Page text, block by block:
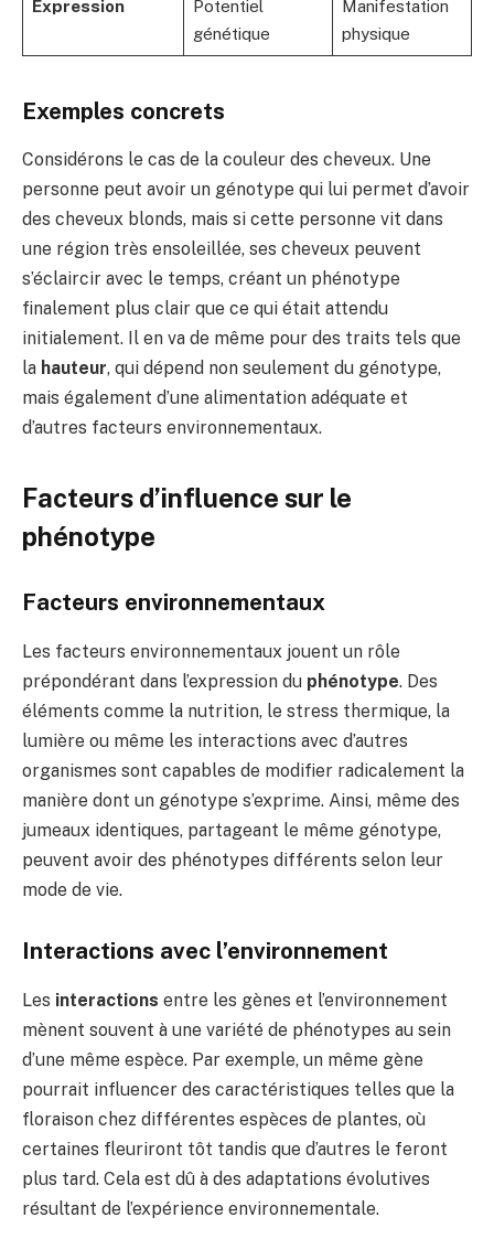
Expression
Potentiel
génétique
Manifestation
physique
Exemples concrets
Considérons le cas de la couleur des cheveux. Une
personne peut avoir un génotype qui lui permet d’avoir
des cheveux blonds, mais si cette personne vit dans
une région très ensoleillée, ses cheveux peuvent
s’éclaircir avec le temps, créant un phénotype
finalement plus clair que ce qui était attendu
initialement. Il en va de même pour des traits tels que
la hauteur, qui dépend non seulement du génotype,
mais également d’une alimentation adéquate et
d’autres facteurs environnementaux.
Facteurs d’influence sur le
phénotype
Facteurs environnementaux
Les facteurs environnementaux jouent un rôle
prépondérant dans l’expression du phénotype. Des
éléments comme la nutrition, le stress thermique, la
lumière ou même les interactions avec d’autres
organismes sont capables de modifier radicalement la
manière dont un génotype s’exprime. Ainsi, même des
jumeaux identiques, partageant le même génotype,
peuvent avoir des phénotypes différents selon leur
mode de vie.
Interactions avec l’environnement
Les interactions entre les gènes et l’environnement
mènent souvent à une variété de phénotypes au sein
d’une même espèce. Par exemple, un même gène
pourrait influencer des caractéristiques telles que la
floraison chez différentes espèces de plantes, où
certaines fleuriront tôt tandis que d’autres le feront
plus tard. Cela est dû à des adaptations évolutives
résultant de l’expérience environnementale.